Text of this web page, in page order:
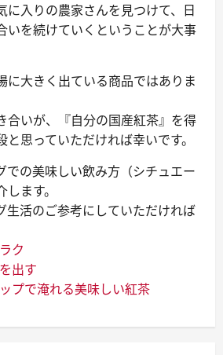
に入りの農家さんを見つけて、日
いを続けていくということが大事
に大きく出ている商品ではありま
合いが、『自分の国産紅茶』を得
思っていただければ幸いです。
での美味しい飲み方（シチュエー
ます。
生活のご参考にしていただければ
ク
出す
プで淹れる美味しい紅茶